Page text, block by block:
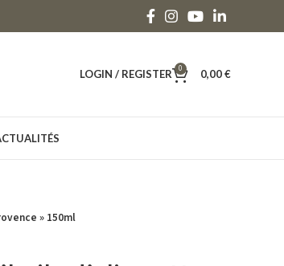
LOGIN / REGISTER 0 0,00€
» 150ml